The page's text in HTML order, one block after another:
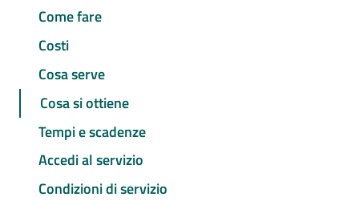
Come fare
Costi
Cosa serve
Cosa si ottiene
Tempi e scadenze
Accedi al servizio
Condizioni di servizio